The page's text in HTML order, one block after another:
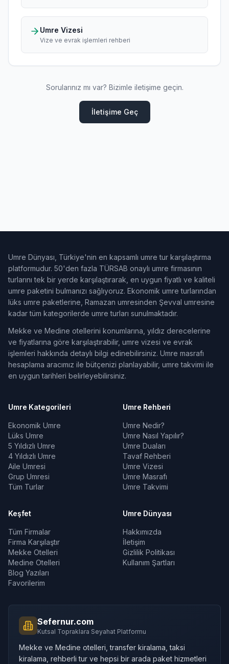
Umre Vizesi
Vize ve evrak işlemleri rehberi
Sorularınız mı var? Bizimle iletişime geçin.
İletişime Geç
Umre Dünyası, Türkiye'nin en kapsamlı umre tur karşılaştırma
platformudur. 50'den fazla TÜRSAB onaylı umre firmasının
turlarını tek bir yerde karşılaştırarak, en uygun fiyatlı ve kaliteli
umre paketini bulmanızı sağlıyoruz. Ekonomik umre turlarından
lüks umre paketlerine, Ramazan umresinden Şevval umresine
kadar tüm kategorilerde umre turları sunulmaktadır.
Mekke ve Medine otellerini konumlarına, yıldız derecelerine
ve fiyatlarına göre karşılaştırabilir, umre vizesi ve evrak
işlemleri hakkında detaylı bilgi edinebilirsiniz. Umre masrafı
hesaplama aracımız ile bütçenizi planlayabilir, umre takvimi ile
en uygun tarihleri belirleyebilirsiniz.
Umre Kategorileri
Ekonomik Umre
Lüks Umre
5 Yıldızlı Umre
4 Yıldızlı Umre
Aile Umresi
Grup Umresi
Tüm Turlar
Umre Rehberi
Umre Nedir?
Umre Nasıl Yapılır?
Umre Duaları
Tavaf Rehberi
Umre Vizesi
Umre Masrafı
Umre Takvimi
Keşfet
Tüm Firmalar
Firma Karşılaştır
Mekke Otelleri
Medine Otelleri
Blog Yazıları
Favorilerim
Umre Dünyası
Hakkımızda
İletişim
Gizlilik Politikası
Kullanım Şartları
Sefernur.com
Kutsal Topraklara Seyahat Platformu
Mekke ve Medine otelleri, transfer kiralama, taksi
kiralama, rehberli tur ve hepsi bir arada paket hizmetleri